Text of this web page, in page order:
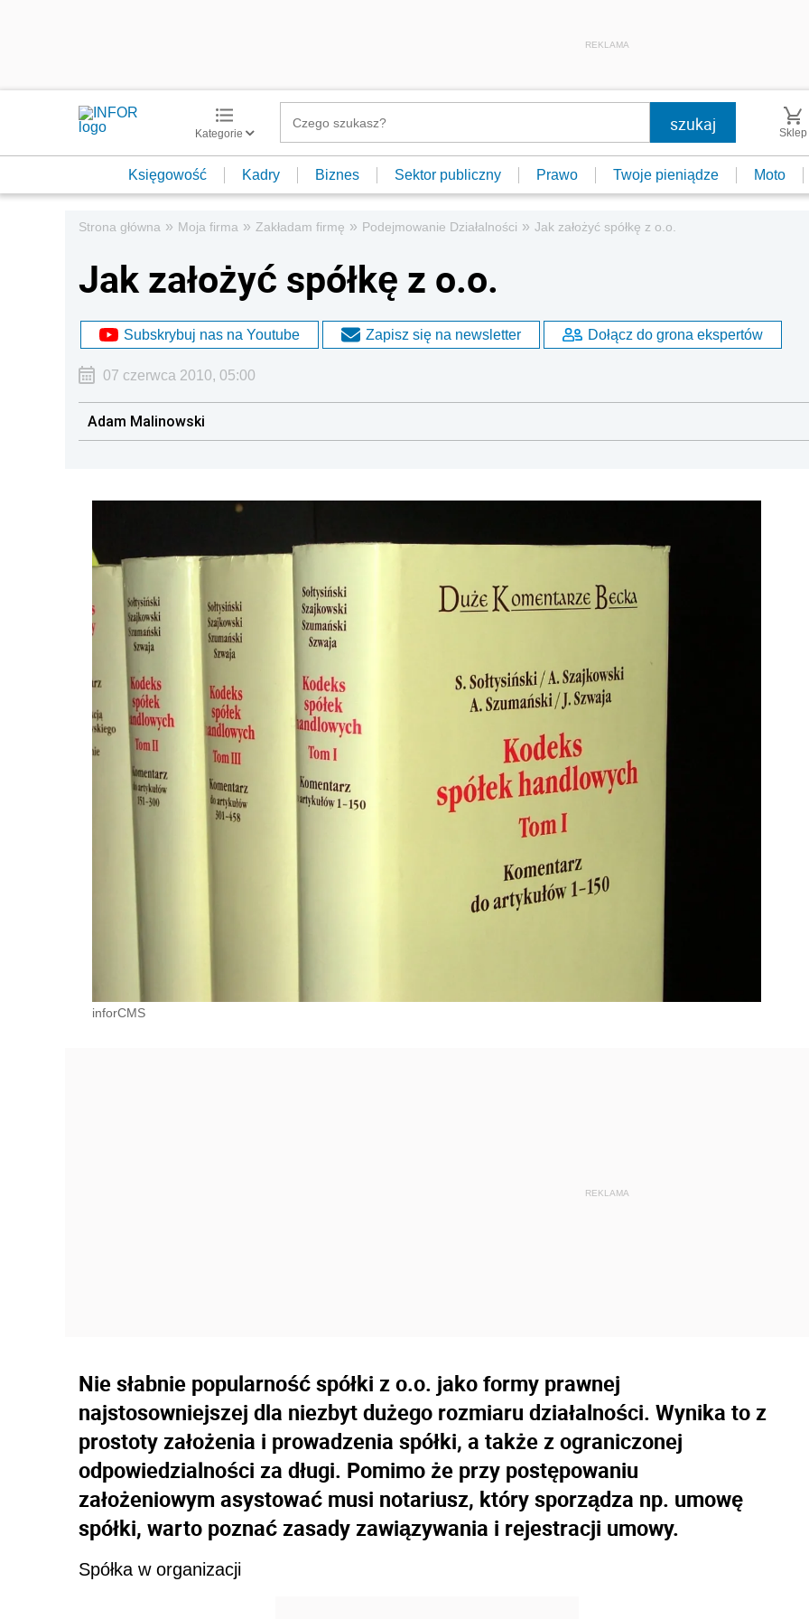
REKLAMA
Kategorie Sklep
Księgowość Kadry Biznes Sektor publiczny Prawo Twoje pieniądze Moto
Strona główna » Moja firma » Zakładam firmę » Podejmowanie Działalności » Jak założyć spółkę z o.o.
Jak założyć spółkę z o.o.
Subskrybuj nas na Youtube Zapisz się na newsletter Dołącz do grona ekspertów
07 czerwca 2010, 05:00
Adam Malinowski
inforCMS
Nie słabnie popularność spółki z o.o. jako formy prawnej
najstosowniejszej dla niezbyt dużego rozmiaru działalności. Wynika to z
prostoty założenia i prowadzenia spółki, a także z ograniczonej
odpowiedzialności za długi. Pomimo że przy postępowaniu
założeniowym asystować musi notariusz, który sporządza np. umowę
spółki, warto poznać zasady zawiązywania i rejestracji umowy.
Spółka w organizacji